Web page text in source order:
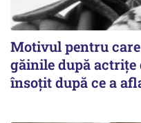
Motivul pentru
găinile după actrițe
însoțit după ce a